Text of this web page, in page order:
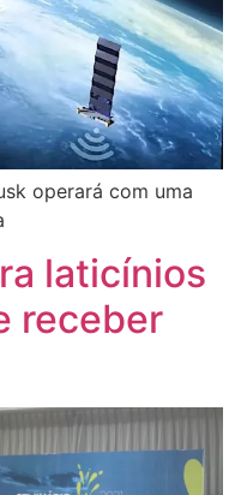
operará com uma
laticínios
receber